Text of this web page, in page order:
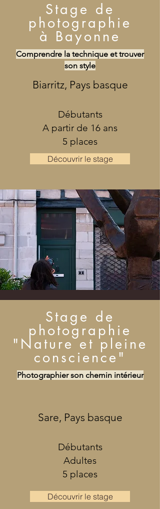
Stage de
photographie
à Bayonne
Comprendre la technique et trouver
son style
Biarritz, Pays basque
Débutants
A partir de 16 ans
5 places
Découvrir le stage
Stage de
photographie
"Nature et pleine
conscience"
Photographier son chemin intérieur
Sare, Pays basque
Débutants
Adultes
5 places
Découvrir le stage